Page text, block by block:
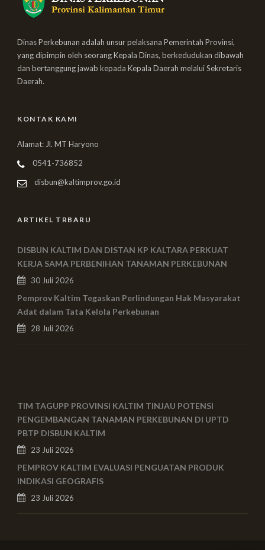
Dinas Perkebunan adalah unsur pelaksana Pemerintah Provinsi,
yang dipimpin oleh seorang Kepala Dinas, berkedudukan dibawah
dan bertanggung jawab kepada Kepala Daerah melalui Sekretaris
Daerah.
KONTAK KAMI
Alamat: Jl. MT Haryono
0541-736852
disbun@kaltimprov.go.id
ARTIKEL TRBARU
DISBUN KALTIM DAN DISTAN KP KALTARA PERKUAT
KERJA SAMA PERBENIHAN TANAMAN PERKEBUNAN
30 Juli 2026
Pemprov Kaltim Tegaskan Perlindungan Hak Masyarakat
Adat dalam Tata Kelola Perkebunan
28 Juli 2026
TIM TAGUPP PROVINSI KALTIM TINJAU POTENSI
PENGEMBANGAN TANAMAN PERKEBUNAN DI UPTD
PBTP DISBUN KALTIM
23 Juli 2026
PEMPROV KALTIM EVALUASI PENGUATAN PRODUK
INDIKASI GEOGRAFIS
23 Juli 2026